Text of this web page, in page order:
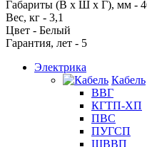
Габариты (В х Ш х Г), мм -
Вес, кг - 3,1
Цвет - Белый
Гарантия, лет - 5
Электрика
Кабель
ВВГ
КГТП-ХП
ПВС
ПУГСП
ШВВП